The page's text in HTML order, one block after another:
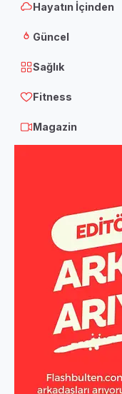
Hayatın İçinden
Güncel
Sağlık
Fitness
Magazin